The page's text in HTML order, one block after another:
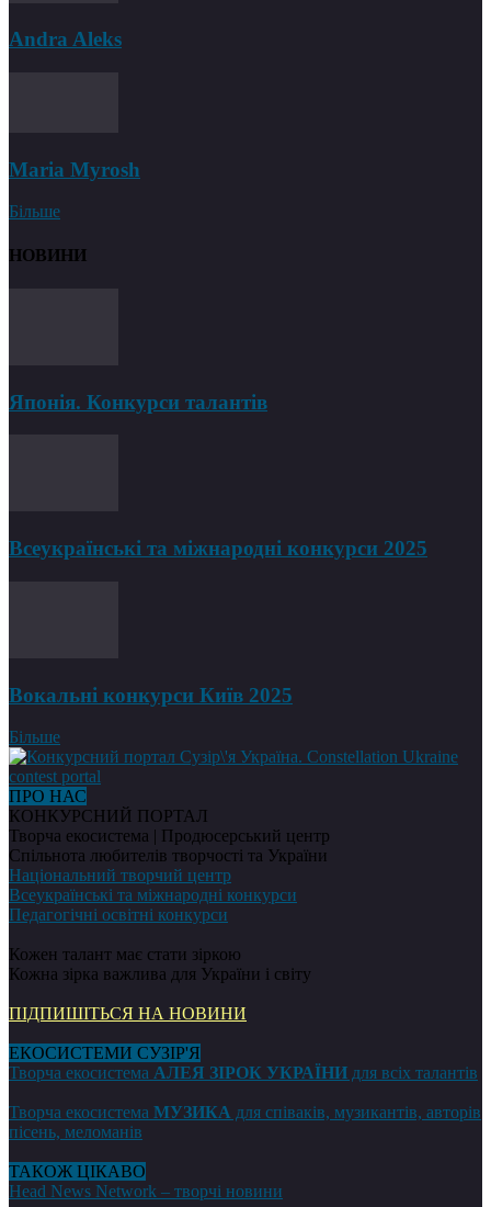
Andra Aleks
Maria Myrosh
Більше
НОВИНИ
Японія. Конкурси талантів
Всеукраїнські та міжнародні конкурси 2025
Вокальні конкурси Київ 2025
Більше
ПРО НАС
КОНКУРСНИЙ ПОРТАЛ
Творча екосистема | Продюсерський центр
Спільнота любителів творчості та України
Національний творчий центр
Всеукраїнські та міжнародні конкурси
Педагогічні освітні конкурси
Кожен талант має стати зіркою
Кожна зірка важлива для України і світу
ПІДПИШІТЬСЯ НА НОВИНИ
ЕКОСИСТЕМИ СУЗІР'Я
Творча екосистема АЛЕЯ ЗІРОК УКРАЇНИ для всіх талантів
Творча екосистема МУЗИКА для співаків, музикантів, авторів
пісень, меломанів
ТАКОЖ ЦІКАВО
Head News Network – творчі новини